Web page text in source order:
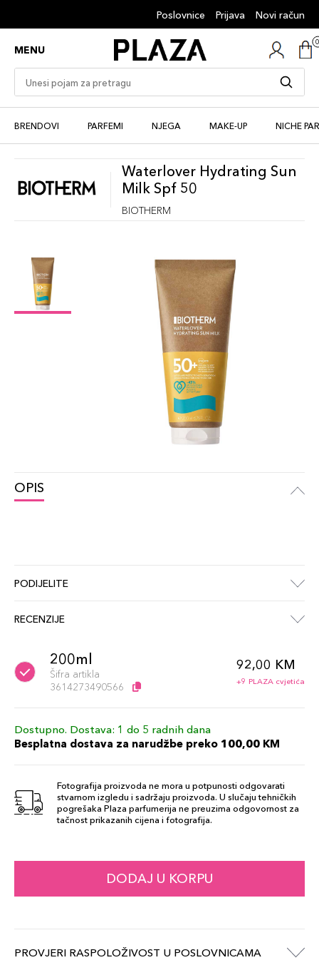
Poslovnice Prijava Novi račun
MENU
BRENDOVI PARFEMI NJEGA MAKE-UP NICHE
Waterlover Hydrating Sun
Milk Spf 50
BIOTHERM
OPIS
PODIJELITE
RECENZIJE
200ml
Šifra artikla
3614273490566
92,00 KM
+9 PLAZA cvjetića
Dostupno. Dostava: 1 do 5 radnih dana
Besplatna dostava za narudžbe preko 100,00 KM
Fotografija proizvoda ne mora u potpunosti odgovarati
stvarnom izgledu i sadržaju proizvoda. U slučaju tehničkih
pogrešaka Plaza parfumerija ne preuzima odgovornost za
tačnost prikazanih cijena i fotografija.
DODAJ U KORPU
PROVJERI RASPOLOŽIVOST U POSLOVNICAMA